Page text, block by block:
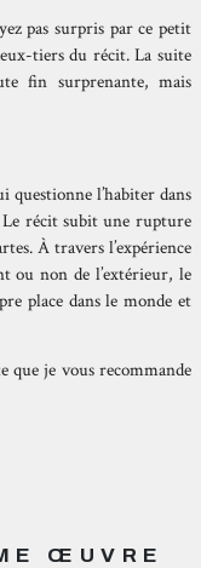
pas surpris par ce petit
tiers du récit. La suite
fin surprenante, mais
l’habiter dans
Le récit subit une rupture
À travers l’expérience
ou non de l’extérieur, le
place dans le monde et
je vous recommande
ŒUVRE